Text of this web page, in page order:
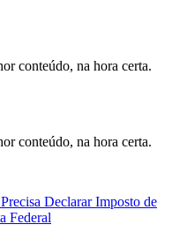
conteúdo, na hora certa.
conteúdo, na hora certa.
Declarar Imposto de
Federal